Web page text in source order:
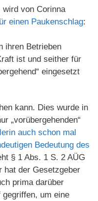
wird von Corinna
einen Paukenschlag:
ihren Betrieben
ist und seither für
eingesetzt
kann. Dies wurde in
„vorübergehenden“
auch schon mal
Bedeutung des
§ 1 Abs. 1 S. 2 AÜG
hat der Gesetzgeber
prima darüber
um eine